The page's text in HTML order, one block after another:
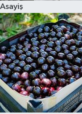
Asayiş